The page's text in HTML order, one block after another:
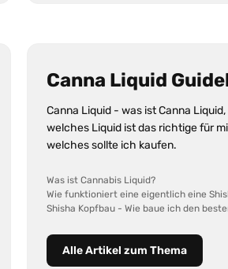
Canna Liquid
Canna Liquid - was ist Canna Liquid,
welches Liquid ist das richtige für
welches sollte ich kaufen.
Was ist Cannabis Liquid?
Wie funktioniert eine eigentlich eine
Shisha Kopfbau - Wie baue ich den
Alle Artikel zum Thema